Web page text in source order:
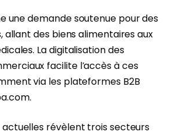
une demande soutenue pour des
allant des biens alimentaires aux
La digitalisation des
facilite l’accès à ces
via les plateformes B2B
actuelles révèlent trois secteurs